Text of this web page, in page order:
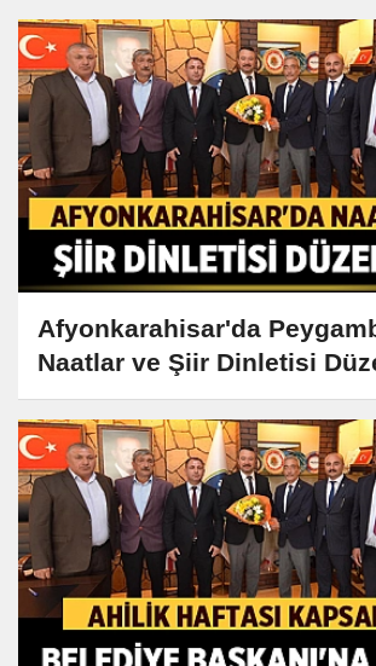
Afyonkarahisar'da
Naatlar ve Şiir Dinletisi